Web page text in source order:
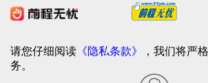
请您仔细阅读 《隐私条款》
，我们将严
务。